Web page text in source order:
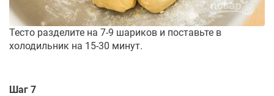
Тесто разделите на 7-9 шариков и поставьте в
холодильник на 15-30 минут.
Шаг 7